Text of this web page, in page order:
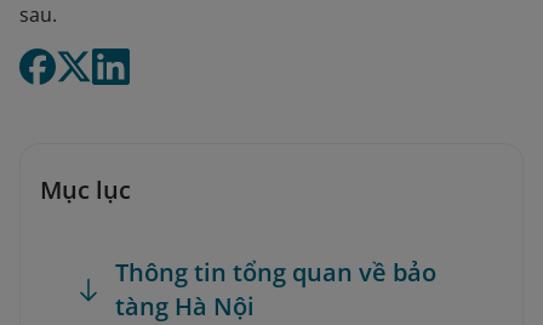
sau.
Mục lục
Thông tin tổng quan về bảo
tàng Hà Nội